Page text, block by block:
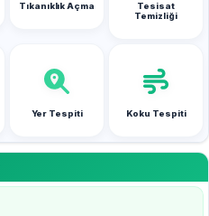
Tıkanıklık Açma
Tesisat
Temizliği
Yer Tespiti Koku Tespiti